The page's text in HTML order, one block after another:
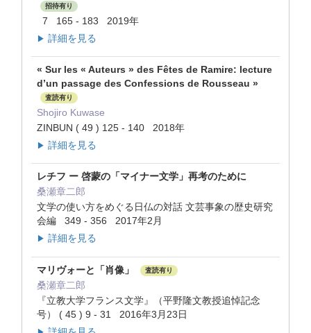
招待有り
7 165 - 183 2019年
▶ 詳細を見る
« Sur les « Auteurs » des Fêtes de Ramire: lecture
d’un passage des Confessions de Rousseau »
査読有り
Shojiro Kuwase
ZINBUN ( 49 ) 125 - 140 2018年
▶ 詳細を見る
レチフ ー 啓蒙の「マイナー文学」再考のために
桑瀬章二郎
文学の使い方をめぐる日仏の対話 文芸事象の歴史研究
会編 349 - 356 2017年2月
▶ 詳細を見る
マリヴォーと「肖像」 査読有り
桑瀬章二郎
『立教大学フランス文学』（平野隆文教授追悼記念
号） ( 45 ) 9 - 31 2016年3月23日